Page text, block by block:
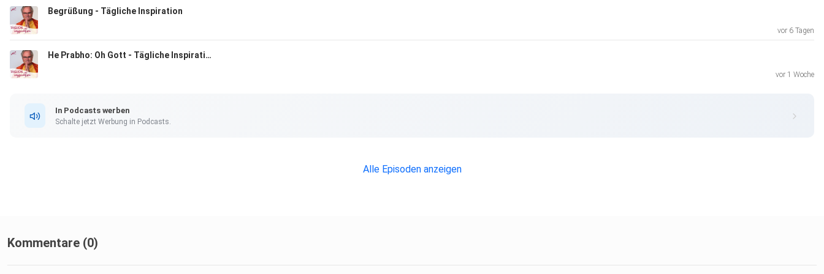
Begrüßung - Tägliche Inspiration
vor 6 Tagen
He Prabho: Oh Gott - Tägliche Inspiration
vor 1 Woche
In Podcasts werben
Schalte jetzt Werbung in Podcasts.
Alle Episoden anzeigen
Kommentare (0)